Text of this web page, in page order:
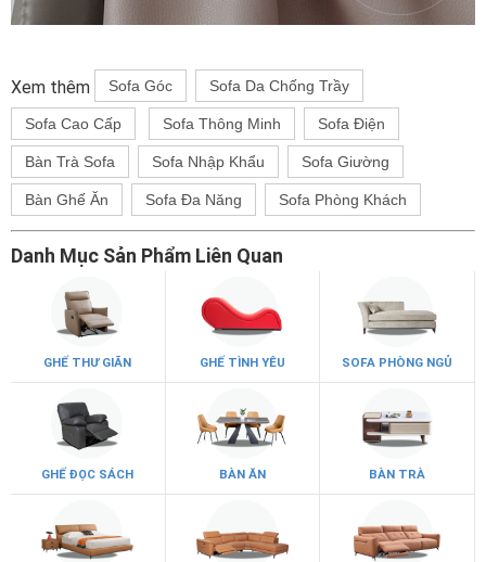
Xem thêm Sofa Góc Sofa Da Chống Trầy
Sofa Cao Cấp Sofa Thông Minh Sofa Điện
Bàn Trà Sofa Sofa Nhập Khẩu Sofa Giường
Bàn Ghế Ăn Sofa Đa Năng Sofa Phòng Khách
Danh Mục Sản Phẩm Liên Quan
GHẾ THƯ GIÃN GHẾ TÌNH YÊU SOFA PHÒNG NGỦ
GHẾ ĐỌC SÁCH BÀN ĂN BÀN TRÀ